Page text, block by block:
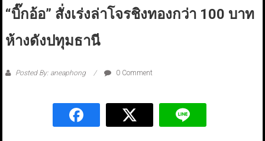
“บิ๊กอ้อ” สั่งเร่งล่าโจรชิงทองกว่า 100 บาท
ห้างดังปทุมธานี
Posted By: aneaphong 0 Comment